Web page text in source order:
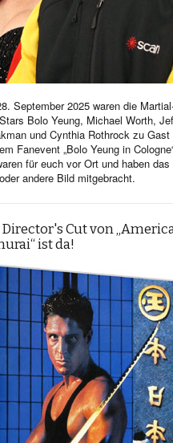
September 2025 waren die
Bolo Yeung, Michael Worth,
und Cynthia Rothrock zu Gast
Fanevent „Bolo Yeung in
für euch vor Ort und haben das
andere Bild mitgebracht.
Director's Cut von
ist da!